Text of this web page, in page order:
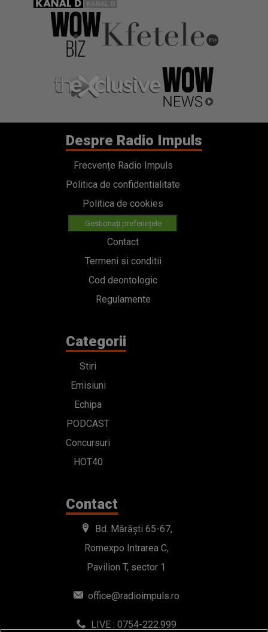
Despre Radio Impuls
Frecvențe Radio Impuls
Politica de confidentialitate
Politica de cookies
Gestionați preferințele
Contact
Termeni si conditii
Cod deontologic
Regulamente
Categorii
Stiri
Emisiuni
Echipa
PODCAST
Concursuri
HOT40
Contact
Bd. Mărăști 65-67,
Romexpo Intrarea C,
Pavilion T, sector 1
office@radioimpuls.ro
LIVE : 0754-222.999